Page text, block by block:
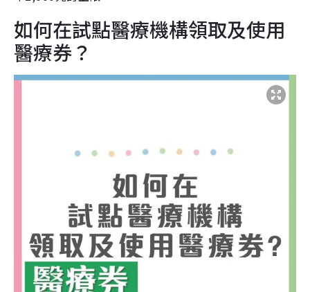
如何在試點醫療機構領取及使用
醫療券？